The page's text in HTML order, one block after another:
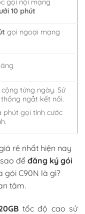
gọi nội mạng
10 phút
gọi ngoại mạng
từng ngày. Sử
ngắt kết nối.
phút gọi tính cước
rẻ nhất hiện nay
để đăng ký gói
gói C90N là gì?
tâm.
tốc độ cao sử